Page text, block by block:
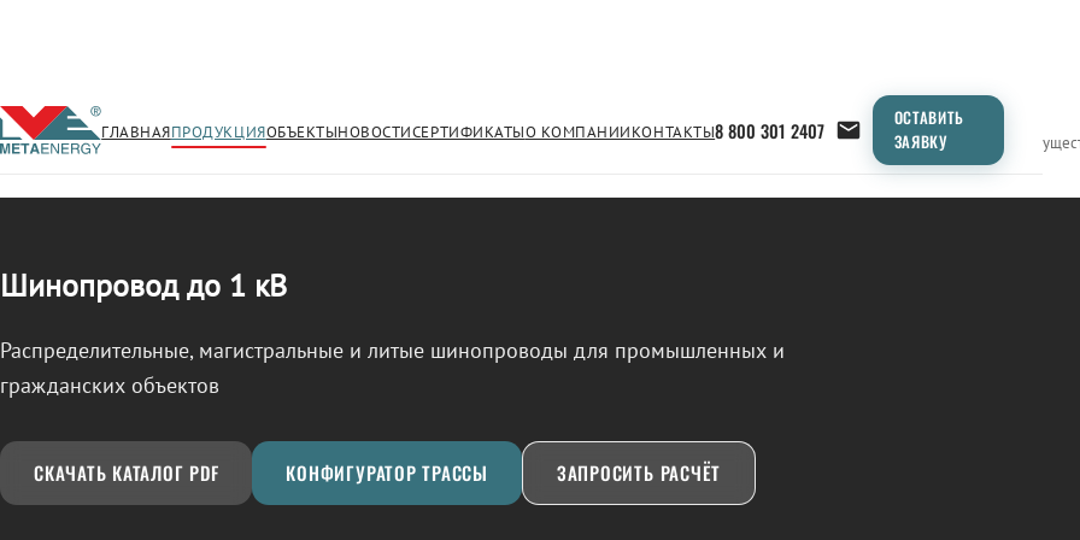
ГЛАВНАЯПРОДУКЦИЯОБЪЕКТЫНОВОСТИСЕРТИФИКАТЫО КОМПАНИИКОНТАКТЫ8 800 301 2407
ОСТАВИТЬ
ЗАЯВКУ
← Продукция/ШИНОПРОВОД Применение Продукция ТипоразмерыСравнение
Шинопровод до 1 кВ
Распределительные, магистральные и литые шинопроводы для промышленных и
гражданских объектов
СКАЧАТЬ КАТАЛОГ PDF КОНФИГУРАТОР ТРАССЫ ЗАПРОСИТЬ РАСЧЁТ